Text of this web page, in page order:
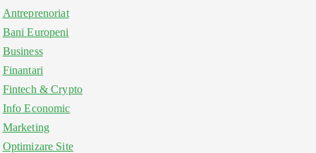
Antreprenoriat
Bani Europeni
Business
Finantari
Fintech & Crypto
Info Economic
Marketing
Optimizare Site